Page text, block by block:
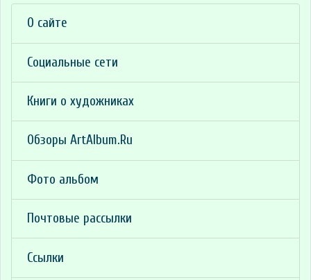
О сайте
Социальные сети
Книги о художниках
Обзоры ArtAlbum.Ru
Фото альбом
Почтовые рассылки
Ссылки